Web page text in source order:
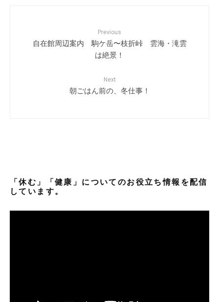
Previous
自在館周辺案内 駒ケ岳〜枝折峠 雲海・滝雲
は絶景！
Next
朝ごはん前の、冬仕事！
「休む」「健康」についてのお役立ち情報を配信
しています。